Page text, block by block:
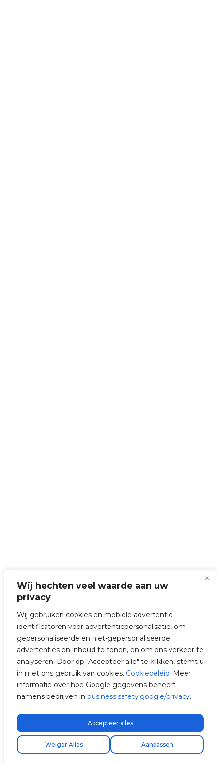
Wij hechten veel waarde aan uw
privacy
Wij gebruiken cookies en mobiele advertentie-
identificatoren voor advertentiepersonalisatie, om
gepersonaliseerde en niet-gepersonaliseerde
advertenties en inhoud te tonen, en om ons verkeer te
analyseren. Door op "Accepteer alle" te klikken, stemt u
in met ons gebruik van cookies. Cookiebeleid. Meer
informatie over hoe Google gegevens beheert
namens bedrijven in business.safety.google/privacy.
Aanpassen
Weiger Alles
Accepteer alles
AANDACHT:Stel de maximale
intensiteit in volgens de capaciteit
van uw installatie. Bijvoorbeeld, als
de lader 32 A toestaat maar de
bedrading van de installatie slechts
16 A ondersteunt, stel deze dan in
op 16 A om oververhitting of
De laadintensiteit
Gratis express verzending!
Vind uw installateur